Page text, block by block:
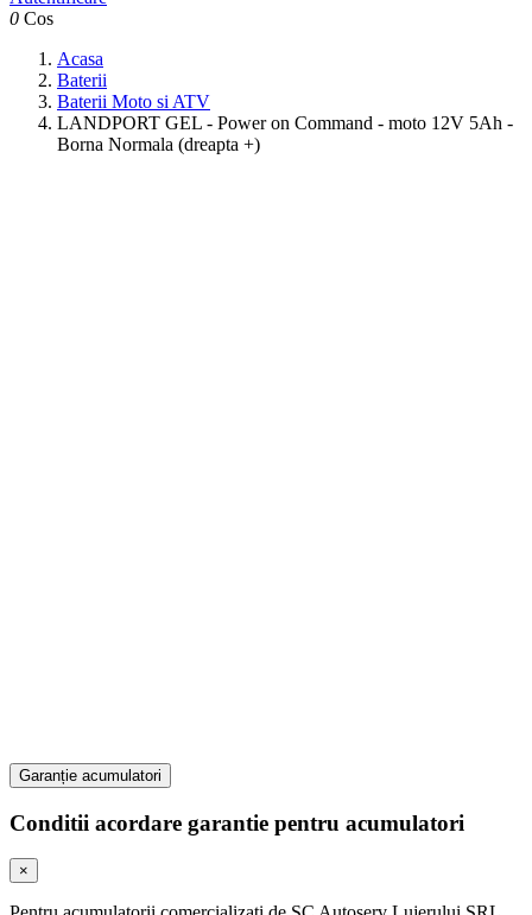
0 Cos
Acasa
Baterii
Baterii Moto si ATV
LANDPORT GEL - Power on Command - moto 12V 5Ah -
Borna Normala (dreapta +)
Garanție acumulatori
Conditii acordare garantie pentru acumulatori
×